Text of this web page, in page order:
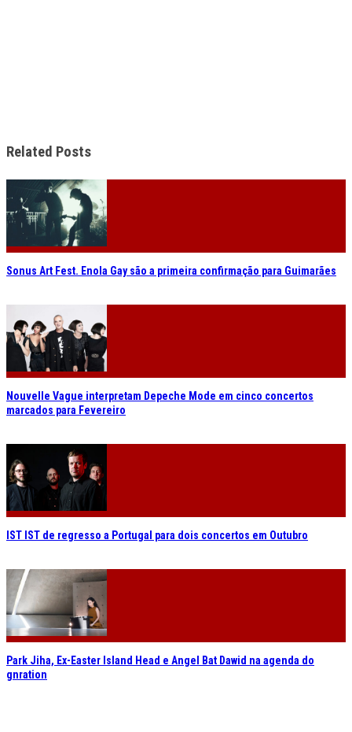
Related Posts
Sonus Art Fest. Enola Gay são a primeira confirmação para Guimarães
Nouvelle Vague interpretam Depeche Mode em cinco concertos
marcados para Fevereiro
IST IST de regresso a Portugal para dois concertos em Outubro
Park Jiha, Ex-Easter Island Head e Angel Bat Dawid na agenda do
gnration